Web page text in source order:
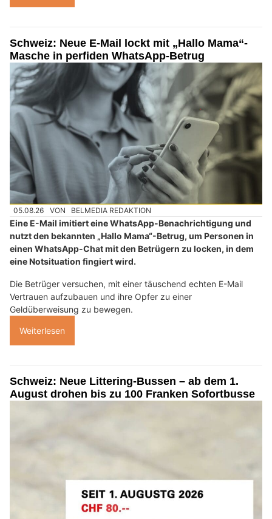
Schweiz: Neue E-Mail lockt mit „Hallo Mama“-
Masche in perfiden WhatsApp-Betrug
05.08.26 VON BELMEDIA REDAKTION
Eine E-Mail imitiert eine WhatsApp-Benachrichtigung und
nutzt den bekannten „Hallo Mama“-Betrug, um Personen in
einen WhatsApp-Chat mit den Betrügern zu locken, in dem
eine Notsituation fingiert wird.
Die Betrüger versuchen, mit einer täuschend echten E-Mail
Vertrauen aufzubauen und ihre Opfer zu einer
Geldüberweisung zu bewegen.
Weiterlesen
Schweiz: Neue Littering-Bussen – ab dem 1.
August drohen bis zu 100 Franken Sofortbusse